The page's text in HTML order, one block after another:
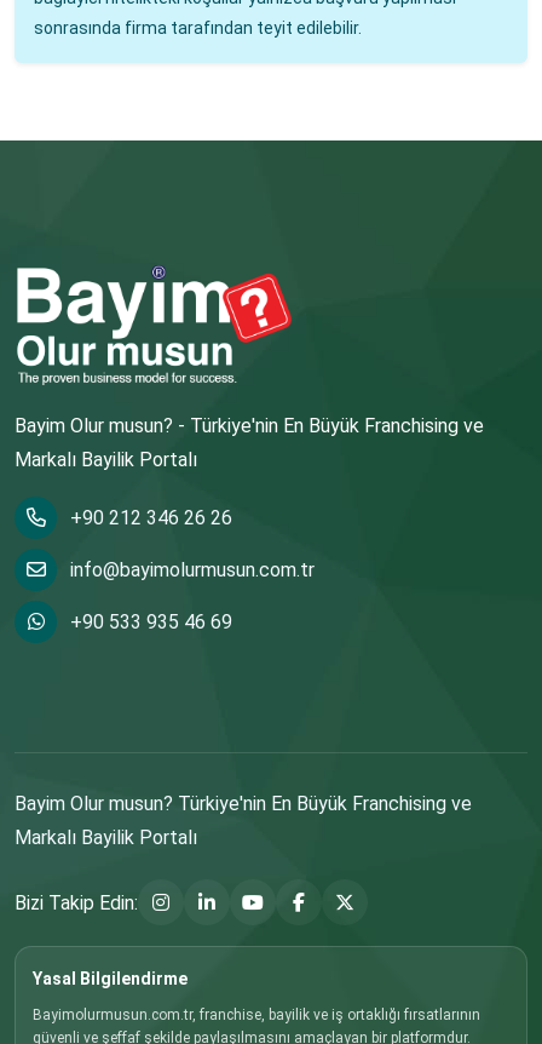
sonrasında firma tarafından teyit edilebilir.
Bayim Olur musun? - Türkiye'nin En Büyük Franchising ve
Markalı Bayilik Portalı
+90 212 346 26 26
info@bayimolurmusun.com.tr
+90 533 935 46 69
Bayim Olur musun? Türkiye'nin En Büyük Franchising ve
Markalı Bayilik Portalı
Bizi Takip Edin:
Yasal Bilgilendirme
Bayimolurmusun.com.tr, franchise, bayilik ve iş ortaklığı fırsatlarının
güvenli ve şeffaf şekilde paylaşılmasını amaçlayan bir platformdur.